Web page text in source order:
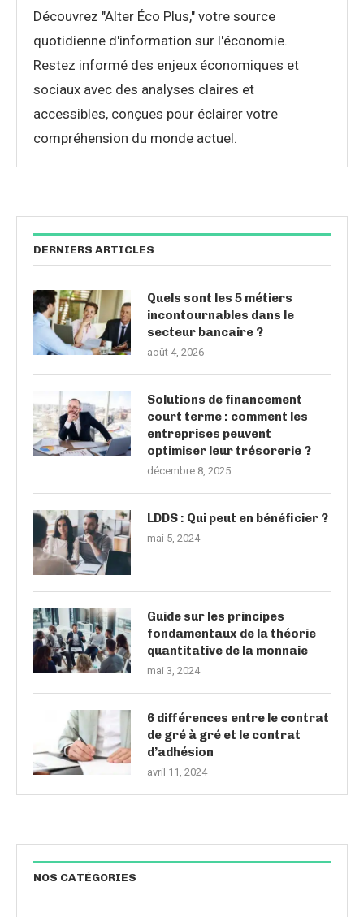
Découvrez "Alter Éco Plus," votre source
quotidienne d'information sur l'économie.
Restez informé des enjeux économiques et
sociaux avec des analyses claires et
accessibles, conçues pour éclairer votre
compréhension du monde actuel.
DERNIERS ARTICLES
Quels sont les 5 métiers
incontournables dans le
secteur bancaire ?
août 4, 2026
Solutions de financement
court terme : comment les
entreprises peuvent
optimiser leur trésorerie ?
décembre 8, 2025
LDDS : Qui peut en bénéficier ?
mai 5, 2024
Guide sur les principes
fondamentaux de la théorie
quantitative de la monnaie
mai 3, 2024
6 différences entre le contrat
de gré à gré et le contrat
d’adhésion
avril 11, 2024
NOS CATÉGORIES